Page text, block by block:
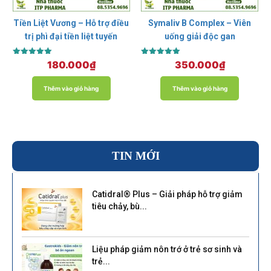
Tiền Liệt Vương – Hỗ trợ điều
trị phì đại tiền liệt tuyến
Được xếp
5.00
180.000₫
Thêm vào giỏ hàng
Symaliv B Complex – Viên
uống giải độc gan
Được xếp
5.00
350.000₫
Thêm vào giỏ hàng
TIN MỚI
Catidral® Plus – Giải pháp hỗ trợ giảm
tiêu chảy, bù...
Liệu pháp giảm nôn trớ ở trẻ sơ sinh và
trẻ...